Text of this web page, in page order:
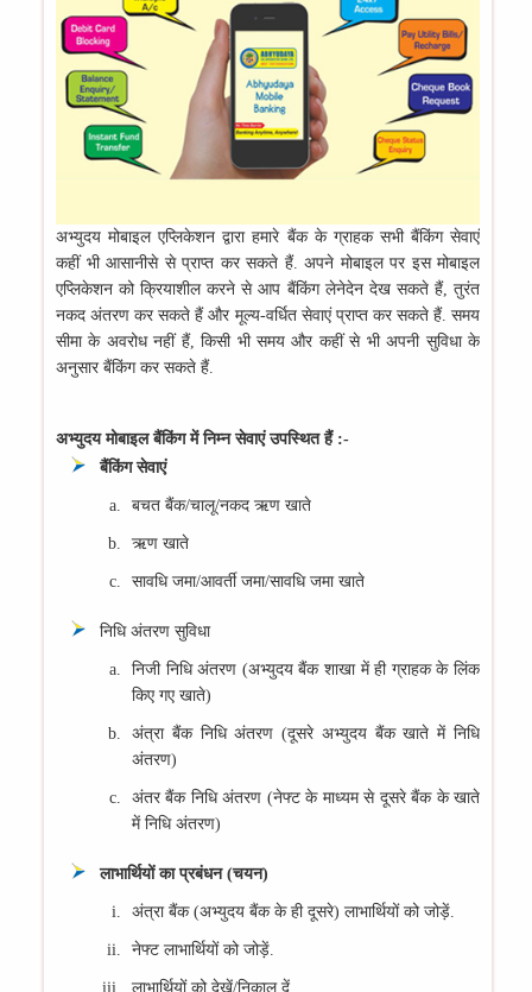
अभ्‍युदय मोबाइल एप्लिकेशन द्वारा हमारे बैंक के ग्राहक सभी बैंकिंग सेवाएं
कहीं भी आसानीसे से प्राप्‍त कर सकते हैं. अपने मोबाइल पर इस मोबाइल
एप्लिकेशन को क्रियाशील करने से आप बैंकिंग लेनेदेन देख सकते हैं, तुरंत
नकद अंतरण कर सकते हैं और मूल्‍य-वर्धित सेवाएं प्राप्‍त कर सकते हैं. समय
सीमा के अवरोध नहीं हैं, किसी भी समय और कहीं से भी अपनी सुविधा के
अनुसार बैंकिंग कर सकते हैं.
अभ्‍युदय मोबाइल बैंकिंग में निम्‍न सेवाएं उपस्थित हैं :-
बैंकिंग सेवाएं
बचत बैंक/चालू/नकद ऋण खाते
ऋण खाते
सावधि जमा/आवर्ती जमा/सावधि जमा खाते
निधि अंतरण सुविधा
निजी निधि अंतरण (अभ्‍युदय बैंक शाखा में ही ग्राहक के लिंक
किए गए खाते)
अंत्रा बैंक निधि अंतरण (दूसरे अभ्‍युदय बैंक खाते में निधि
अंतरण)
अंतर बैंक निधि अंतरण (नेफ्ट के माध्‍यम से दूसरे बैंक के खाते
में निधि अंतरण)
लाभार्थियों का प्रबंधन (चयन)
अंत्रा बैंक (अभ्‍युदय बैंक के ही दूसरे) लाभार्थियों को जोड़ें.
नेफ्ट लाभार्थियों को जोड़ें.
लाभार्थियों को देखें/निकाल दें.